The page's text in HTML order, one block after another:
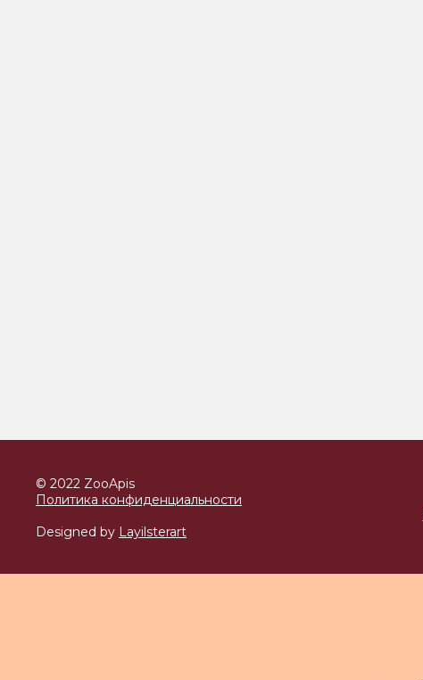
© 2022 ZooApis
Политика конфиденциальности
Designed by Layilsterart